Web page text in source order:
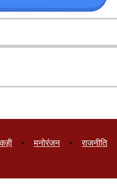
मनोरंजन राजनीति